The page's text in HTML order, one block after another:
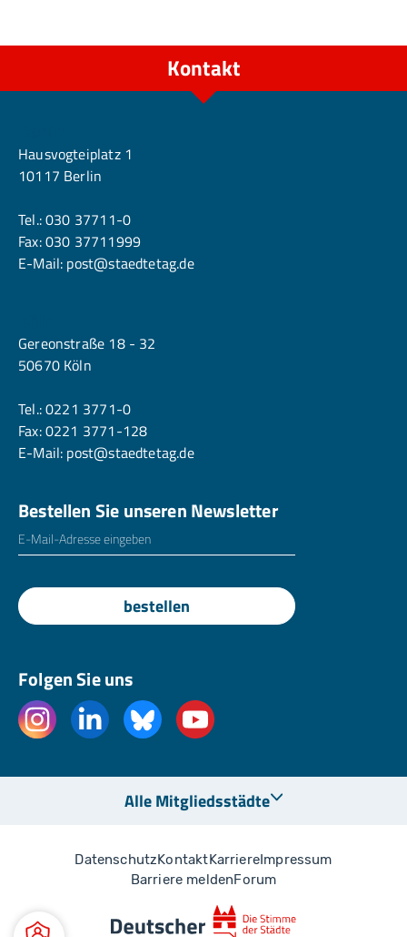
Kontakt
Hausvogteiplatz 1
10117 Berlin
Tel.:030 37711-0
Fax: 030 37711999
E-Mail: post@staedtetag.de
Gereonstraße 18 - 32
50670 Köln
Tel.:0221 3771-0
Fax: 0221 3771-128
E-Mail: post@staedtetag.de
Bestellen Sie unseren Newsletter
E-Mailadresse
bestellen
Folgen Sie uns
Alle Mitgliedsstädte
DatenschutzKontaktKarriereImpressum
Barriere meldenForum